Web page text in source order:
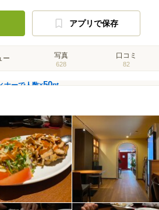
アプリで保存
ー 写真
628
口コミ
82
ナーで人数×50pt